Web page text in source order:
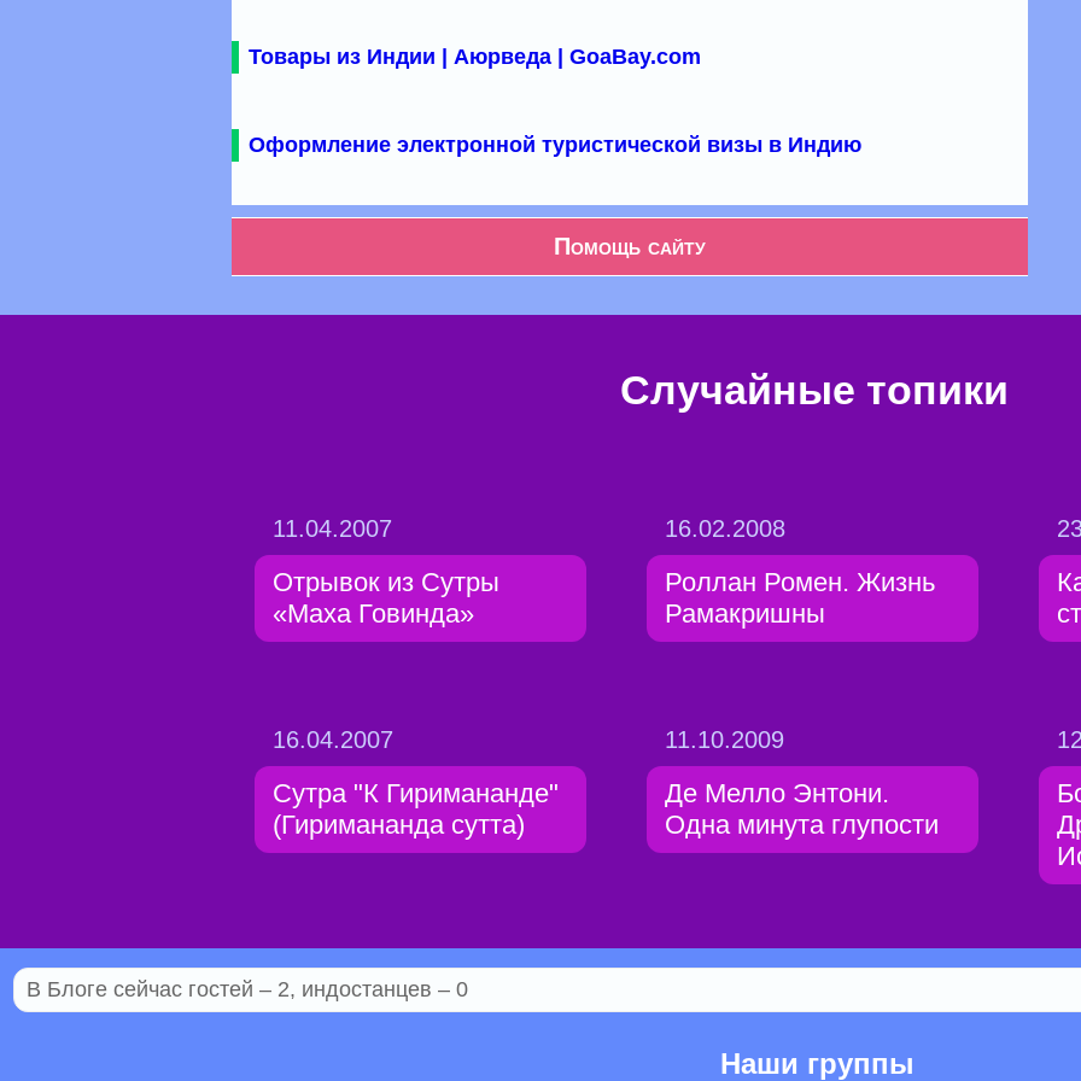
Товары из Индии | Аюрведа | GoaBay.com
Оформление электронной туристической визы в Индию
Помощь сайту
Случайные топики
11.04.2007
Отрывок из Сутры
«Маха Говинда»
16.02.2008
Роллан Ромен. Жизнь
Рамакришны
16.04.2007
Сутра "К Гиримананде"
(Гиримананда сутта)
11.10.2009
Де Мелло Энтони.
Одна минута глупости
В Блоге сейчас гостей – 2, индостанцев – 0
Наши группы